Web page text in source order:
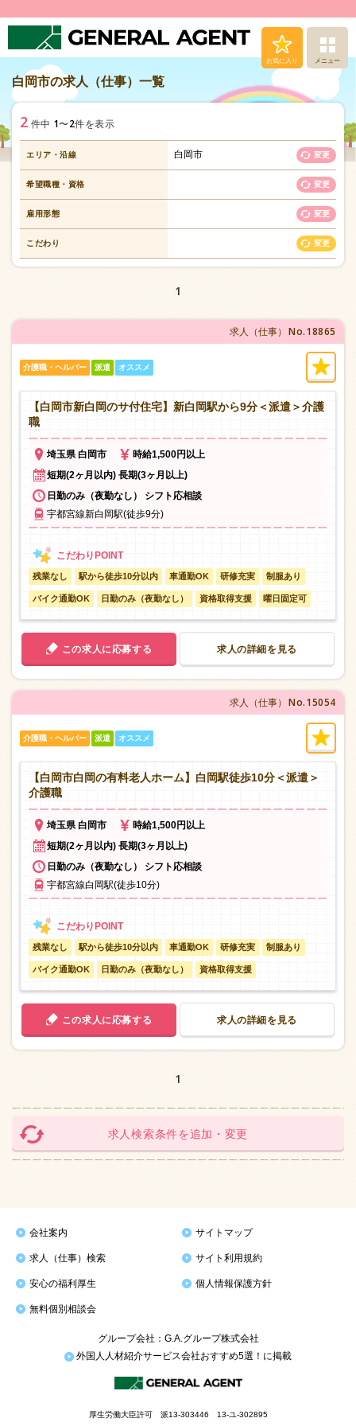
お気に入り メニュー
求人（仕事）検索
転職支援サービス
安心の福利厚生
お問い合わせ
白岡市の求人（仕事）一覧
2 件中 1〜2件を表示
エリア・沿線 白岡市 変更
希望職種・資格 変更
雇用形態 変更
こだわり 変更
1
求人（仕事） No.18865
介護職・ヘルパー 派遣 オススメ
【白岡市新白岡のサ付住宅】新白岡駅から9分＜派遣＞介護
職
埼玉県 白岡市
時給1,500円以上
短期(2ヶ月以内) 長期(3ヶ月以上)
日勤のみ（夜勤なし） シフト応相談
宇都宮線新白岡駅(徒歩9分)
残業なし 駅から徒歩10分以内 車通勤OK 研修充実 制服あり
バイク通勤OK 日勤のみ（夜勤なし） 資格取得支援 曜日固定可
この求人に応募する 求人の詳細を見る
求人（仕事） No.15054
介護職・ヘルパー 派遣 オススメ
【白岡市白岡の有料老人ホーム】白岡駅徒歩10分＜派遣＞
介護職
埼玉県 白岡市
時給1,500円以上
短期(2ヶ月以内) 長期(3ヶ月以上)
日勤のみ（夜勤なし） シフト応相談
宇都宮線白岡駅(徒歩10分)
残業なし 駅から徒歩10分以内 車通勤OK 研修充実 制服あり
バイク通勤OK 日勤のみ（夜勤なし） 資格取得支援
この求人に応募する 求人の詳細を見る
1
求人検索条件を追加・変更
会社案内 サイトマップ
求人（仕事）検索 サイト利用規約
安心の福利厚生 個人情報保護方針
無料個別相談会
グループ会社：G.A.グループ株式会社
外国人人材紹介サービス会社おすすめ5選！に掲載
厚生労働大臣許可 派13-303446 13-ユ-302895